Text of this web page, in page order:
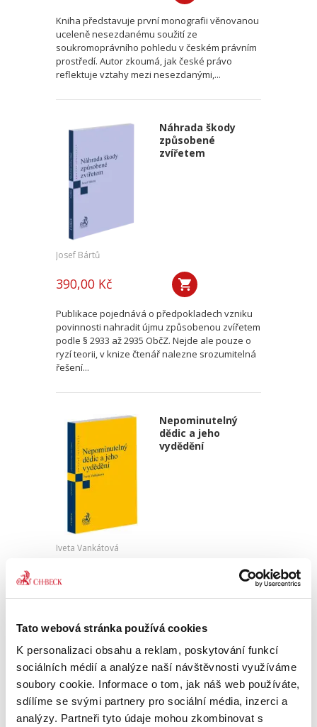
Tato webová stránka používá cookies
K personalizaci obsahu a reklam, poskytování funkcí
sociálních médií a analýze naší návštěvnosti využíváme
soubory cookie. Informace o tom, jak náš web používáte,
sdílíme se svými partnery pro sociální média, inzerci a
analýzy. Partneři tyto údaje mohou zkombinovat s
Kniha představuje první monografii věnovanou
uceleně nesezdanému soužití ze
soukromoprávního pohledu v českém právním
prostředí. Autor zkoumá, jak české právo
reflektuje vztahy mezi nesezdanými,...
Náhrada škody
způsobené
zvířetem
Josef Bártů
390,00 Kč
Publikace pojednává o předpokladech vzniku
povinnosti nahradit újmu způsobenou zvířetem
podle § 2933 až 2935 ObčZ. Nejde ale pouze o
ryzí teorii, v knize čtenář nalezne srozumitelná
řešení...
Nepominutelný
dědic a jeho
vydědění
Iveta Vankátová
340,00 Kč
opominutí, což jsou témata, která se po přijetí
nového občanského zákoníku v roce 2014 stala
mimořádně aktuální v...
Deset let účinnosti